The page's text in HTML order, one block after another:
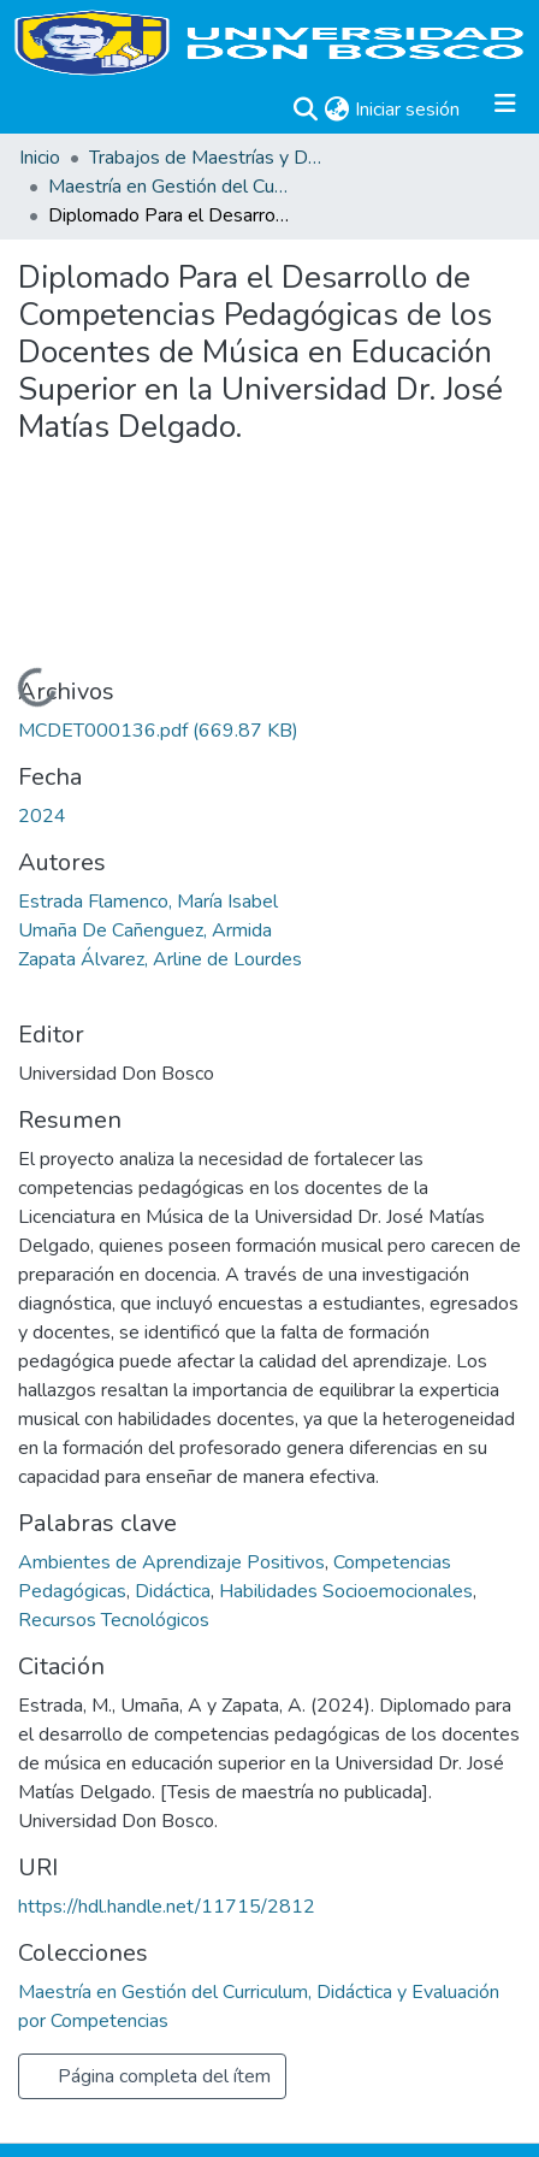
Iniciar sesión (current)
Inicio
Trabajos de Maestrías y Doctorados
Maestría en Gestión del Curriculum, Didáctica y Evaluación por Competencias
Diplomado Para el Desarrollo de Competencias Pedagógicas de los Docentes de Música en Educación Superior en la Universidad Dr. José Matías Delgado.
Diplomado Para el Desarrollo de
Competencias Pedagógicas de los
Docentes de Música en Educación
Superior en la Universidad Dr. José
Matías Delgado.
Cargando...
Archivos
MCDET000136.pdf(669.87 KB)
Fecha
2024
Autores
Estrada Flamenco, María Isabel
Umaña De Cañenguez, Armida
Zapata Álvarez, Arline de Lourdes
Editor
Universidad Don Bosco
Resumen
El proyecto analiza la necesidad de fortalecer las
competencias pedagógicas en los docentes de la
Licenciatura en Música de la Universidad Dr. José Matías
Delgado, quienes poseen formación musical pero carecen de
preparación en docencia. A través de una investigación
diagnóstica, que incluyó encuestas a estudiantes, egresados
y docentes, se identificó que la falta de formación
pedagógica puede afectar la calidad del aprendizaje. Los
hallazgos resaltan la importancia de equilibrar la experticia
musical con habilidades docentes, ya que la heterogeneidad
en la formación del profesorado genera diferencias en su
capacidad para enseñar de manera efectiva.
Palabras clave
Ambientes de Aprendizaje Positivos, Competencias
Pedagógicas, Didáctica, Habilidades Socioemocionales,
Recursos Tecnológicos
Citación
Estrada, M., Umaña, A y Zapata, A. (2024). Diplomado para
el desarrollo de competencias pedagógicas de los docentes
de música en educación superior en la Universidad Dr. José
Matías Delgado. [Tesis de maestría no publicada].
Universidad Don Bosco.
URI
https://hdl.handle.net/11715/2812
Colecciones
Maestría en Gestión del Curriculum, Didáctica y Evaluación
por Competencias
Página completa del ítem